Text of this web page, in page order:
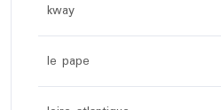
kway
le pape